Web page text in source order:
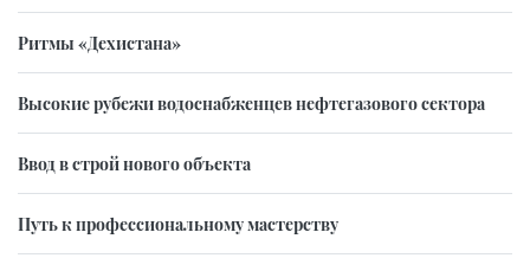
Ритмы «Дехистана»
Высокие рубежи водоснабженцев нефтегазового сектора
Ввод в строй нового объекта
Путь к профессиональному мастерству